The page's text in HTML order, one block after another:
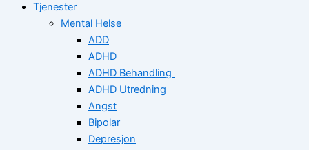
Tjenester
Mental Helse
ADD
ADHD
ADHD Behandling
ADHD Utredning
Angst
Bipolar
Depresjon